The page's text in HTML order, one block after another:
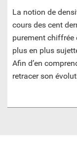
La notion de
cours des cent
purement chiffrée
plus en plus
Afin d’en
retracer son